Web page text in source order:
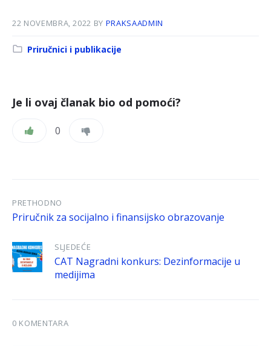
22 NOVEMBRA, 2022 BY PRAKSAADMIN
Kategorija:
Priručnici i publikacije
Je li ovaj članak bio od pomoći?
0
PRETHODNO
Priručnik za socijalno i finansijsko obrazovanje
SLJEDEĆE
CAT Nagradni konkurs: Dezinformacije u
medijima
0 KOMENTARA